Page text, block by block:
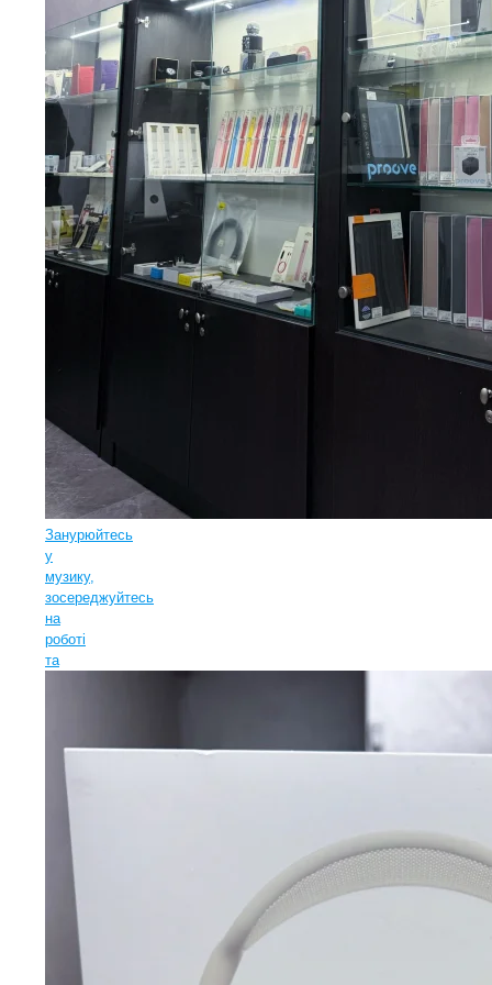
Занурюйтесь
у
музику,
зосереджуйтесь
на
роботі
та